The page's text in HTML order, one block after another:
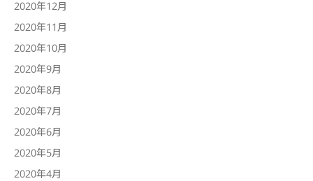
2020年12月
2020年11月
2020年10月
2020年9月
2020年8月
2020年7月
2020年6月
2020年5月
2020年4月